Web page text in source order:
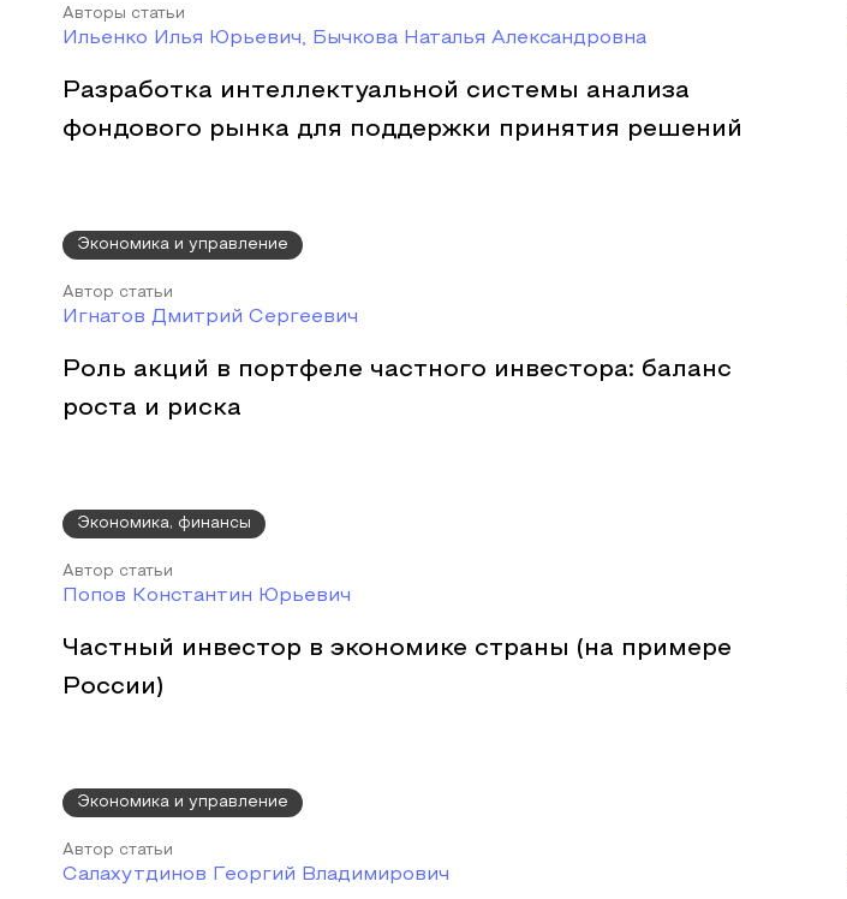
Авторы статьи
Ильенко Илья Юрьевич, Бычкова Наталья Александровна
Разработка интеллектуальной системы анализа
фондового рынка для поддержки принятия решений
Экономика и управление
Автор статьи
Игнатов Дмитрий Сергеевич
Роль акций в портфеле частного инвестора: баланс
роста и риска
Экономика, финансы
Автор статьи
Попов Константин Юрьевич
Частный инвестор в экономике страны (на примере
России)
Экономика и управление
Автор статьи
Салахутдинов Георгий Владимирович